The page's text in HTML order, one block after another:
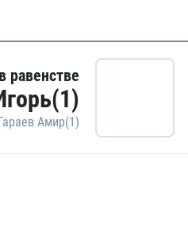
равенстве
Амир(1)